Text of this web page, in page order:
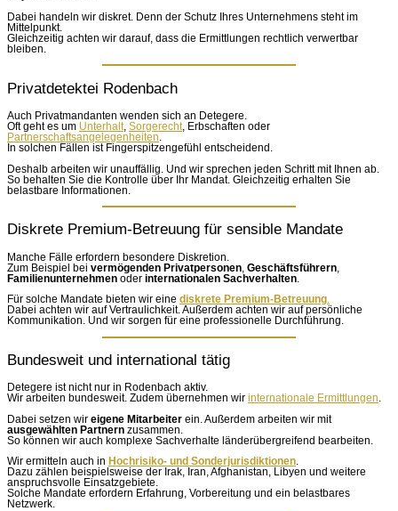
Dabei handeln wir diskret. Denn der Schutz Ihres Unternehmens steht im
Mittelpunkt.
Gleichzeitig achten wir darauf, dass die Ermittlungen rechtlich verwertbar
bleiben.
Privatdetektei Rodenbach
Auch Privatmandanten wenden sich an Detegere.
Oft geht es um Unterhalt Sorgerecht , Erbschaften oder
Partnerschaftsangelegenheiten
In solchen Fällen ist Fingerspitzengefühl entscheidend.
Deshalb arbeiten wir unauffällig. Und wir sprechen jeden Schritt mit Ihnen ab.
So behalten Sie die Kontrolle über Ihr Mandat. Gleichzeitig erhalten Sie
belastbare Informationen.
Diskrete Premium-Betreuung für sensible Mandate
Manche Fälle erfordern besondere Diskretion.
Zum Beispiel bei vermögenden Privatpersonen Geschäftsführern
Familienunternehmen oder internationalen Sachverhalten
Für solche Mandate bieten wir eine diskrete Premium-Betreuung
Dabei achten wir auf Vertraulichkeit. Außerdem achten wir auf persönliche
Kommunikation. Und wir sorgen für eine professionelle Durchführung.
Bundesweit und international tätig
Detegere ist nicht nur in Rodenbach aktiv.
Wir arbeiten bundesweit. Zudem übernehmen wir internationale Ermittlungen
Dabei setzen wir eigene Mitarbeiter ein. Außerdem arbeiten wir mit
ausgewählten Partnern zusammen.
So können wir auch komplexe Sachverhalte länderübergreifend bearbeiten.
Wir ermitteln auch in Hochrisiko- und Sonderjurisdiktionen
Dazu zählen beispielsweise der Irak, Iran, Afghanistan, Libyen und weitere
anspruchsvolle Einsatzgebiete.
Solche Mandate erfordern Erfahrung, Vorbereitung und ein belastbares
Netzwerk.